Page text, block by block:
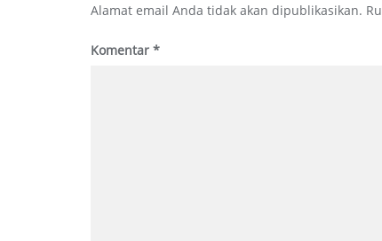
Alamat email Anda tidak akan dipublikasikan.
Komentar *